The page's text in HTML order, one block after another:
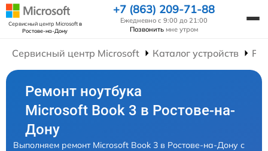
Сервисный центр Microsoftв
Ростове-на-Дону
+7 (863) 209-71-88
Ежедневно с 9:00 до 21:00
Позвонить мне утром
Сервисный центр Microsoft Каталог устройств
Ремонт ноутбука
Microsoft Book 3 в Ростове-на-
Дону
Выполняем ремонт Microsoft Book 3 в Ростове-на-Дону с